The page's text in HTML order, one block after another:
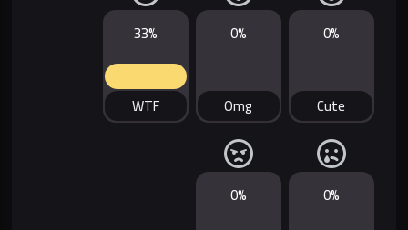
0%
Cute
0%
Omg
33%
WTF
0%
0%